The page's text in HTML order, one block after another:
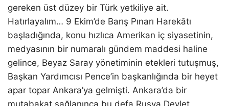
gereken üst düzey bir Türk yetkiliye ait.
Hatırlayalım… 9 Ekim’de Barış Pınarı Harekâtı
başladığında, konu hızlıca Amerikan iç siyasetinin,
medyasının bir numaralı gündem maddesi haline
gelince, Beyaz Saray yönetiminin etekleri tutuşmuş,
Başkan Yardımcısı Pence’in başkanlığında bir heyet
apar topar Ankara’ya gelmişti. Ankara’da bir